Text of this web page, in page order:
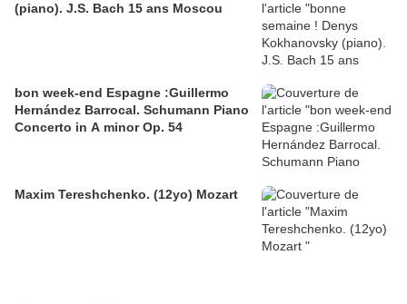
(piano). J.S. Bach 15 ans Moscou
bon week-end Espagne :Guillermo
Hernández Barrocal. Schumann Piano
Concerto in A minor Op. 54
Maxim Tereshchenko. (12yo) Mozart